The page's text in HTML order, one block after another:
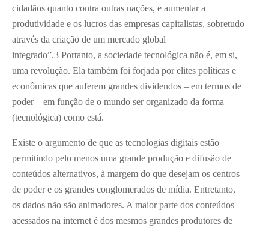
cidadãos quanto contra outras nações, e aumentar a
produtividade e os lucros das empresas capitalistas, sobretudo
através da criação de um mercado global
integrado”.3 Portanto, a sociedade tecnológica não é, em si,
uma revolução. Ela também foi forjada por elites políticas e
econômicas que auferem grandes dividendos – em termos de
poder – em função de o mundo ser organizado da forma
(tecnológica) como está.
Existe o argumento de que as tecnologias digitais estão
permitindo pelo menos uma grande produção e difusão de
conteúdos alternativos, à margem do que desejam os centros
de poder e os grandes conglomerados de mídia. Entretanto,
os dados não são animadores. A maior parte dos conteúdos
acessados na internet é dos mesmos grandes produtores de